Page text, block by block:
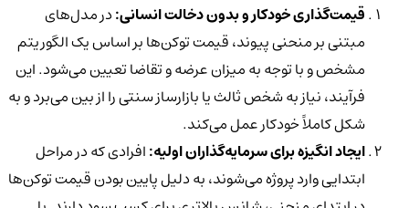
قیمت‌گذاری خودکار و بدون دخالت انسانی:در مدل‌های
مبتنی بر منحنی پیوند، قیمت توکن‌ها بر اساس یک الگوریتم
مشخص و با توجه به میزان عرضه و تقاضا تعیین می‌شود. این
فرآیند، نیاز به شخص ثالث یا بازارساز سنتی را از بین می‌برد و به
شکل کاملاً خودکار عمل می‌کند.
ایجاد انگیزه برای سرمایه‌گذاران اولیه:افرادی که در مراحل
ابتدایی وارد پروژه می‌شوند، به دلیل پایین بودن قیمت توکن‌ها